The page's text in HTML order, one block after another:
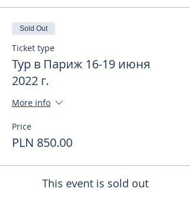
Sold Out
Ticket type
Тур в Париж 16-19 июня
2022 г.
More info
Price
PLN 850.00
This event is sold out